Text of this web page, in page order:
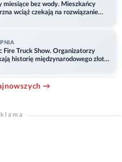
miesiące bez wody. Mieszkańcy
wciąż czekają na rozwiązanie
Fire Truck Show. Organizatorzy
historię międzynarodowego zlotu
→